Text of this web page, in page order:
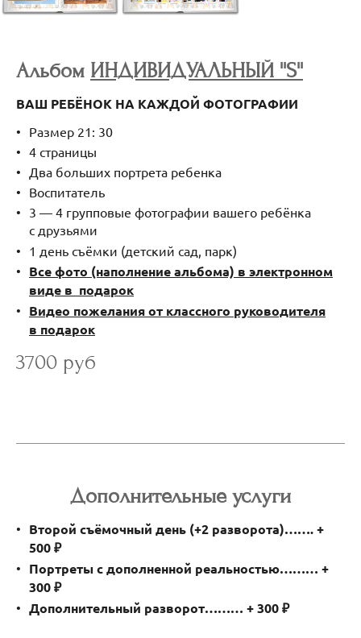
Альбом ИНДИВИДУАЛЬНЫЙ ''S''
ВАШ РЕБЁНОК НА КАЖДОЙ ФОТОГРАФИИ
Размер 21: 30
4 страницы
Два больших портрета ребенка
Воспитатель
3 — 4 групповые фотографии вашего ребёнка
с друзьями
1 день съёмки (детский сад, парк)
Все фото (наполнение альбома) в электронном
виде в подарок
Видео пожелания от классного руководителя
в подарок
3700 руб
Дополнительные услуги
Второй съёмочный день (+2 разворота)……. +
500 ₽
Портреты с дополненной реальностью……… +
300 ₽
Дополнительный разворот……… + 300 ₽